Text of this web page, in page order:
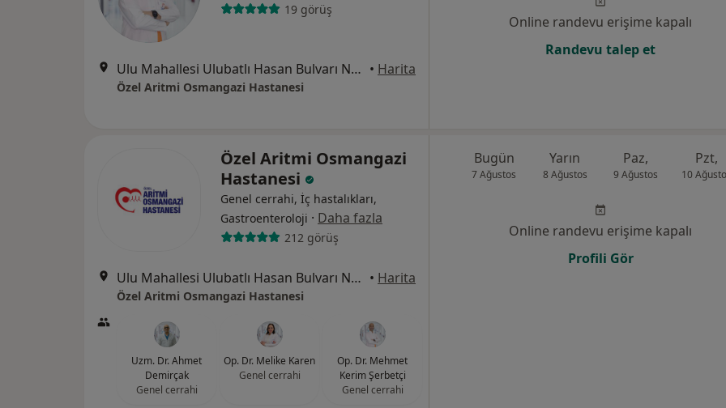
19 görüş
Ulu Mahallesi Ulubatlı Hasan Bulvarı No:48-62, Osmangazi • Harita
Özel Aritmi Osmangazi Hastanesi
Online randevu erişime kapalı
Randevu talep et
Özel Aritmi Osmangazi
Hastanesi
Genel cerrahi, İç hastalıkları,
Gastroenteroloji · Daha fazla
212 görüş
Ulu Mahallesi Ulubatlı Hasan Bulvarı No:48-62, Osmangazi • Harita
Özel Aritmi Osmangazi Hastanesi
Uzm. Dr. Ahmet
Demirçak
Genel cerrahi
Op. Dr. Melike Karen
Genel cerrahi
Op. Dr. Mehmet
Kerim Şerbetçi
Genel cerrahi
Bugün
7 Ağustos
Yarın
8 Ağustos
Paz,
9 Ağustos
Pzt,
10
Online randevu erişime kapalı
Profili Gör